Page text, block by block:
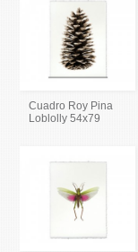
Cuadro Roy Pina
Loblolly 54x79